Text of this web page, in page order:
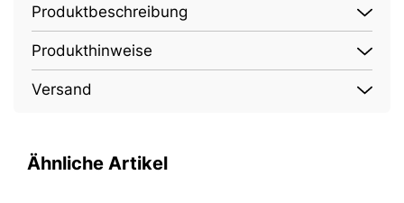
Produktbeschreibung
Produkthinweise
Versand
Ähnliche Artikel